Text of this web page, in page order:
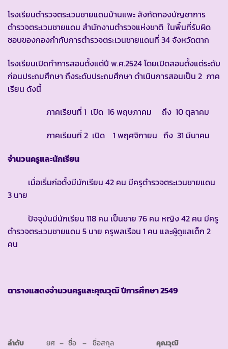
โรงเรียนตำรวจตระเวนชายแดนบ้านแพะ สังกัดกองบัญชาการ
ตำรวจตระเวนชายแดน สำนักงานตำรวจแห่งชาติ ในพื้นที่รับผิด
ชอบของกองกำกับการตำรวจตระเวนชายแดนที่ 34 จังหวัดตาก
โรงเรียนเปิดทำการสอนตั้งแต่ปี พ.ศ.2524 โดยเปิดสอนตั้งแต่ระดับ
ก่อนประถมศึกษา ถึงระดับประถมศึกษา ดำเนินการสอนเป็น 2 ภาค
เรียน ดังนี้
ภาคเรียนที่ 1 เปิด 16 พฤษภาคม ถึง 10 ตุลาคม
ภาคเรียนที่ 2 เปิด 1 พฤศจิกายน ถึง 31 มีนาคม
จำนวนครูและนักเรียน
เมื่อเริ่มก่อตั้งมีนักเรียน 42 คน มีครูตำรวจตระเวนชายแดน
3 นาย
ปัจจุบันมีนักเรียน 118 คน เป็นชาย 76 คน หญิง 42 คน มีครู
ตำรวจตระเวนชายแดน 5 นาย ครูพลเรือน 1 คน และผู้ดูแลเด็ก 2
คน
ตารางแสดงจำนวนครูและคุณวุฒิ ปีการศึกษา 2549
ลำดับ ยศ – ชื่อ – ชื่อสกุล คุณวุฒิ